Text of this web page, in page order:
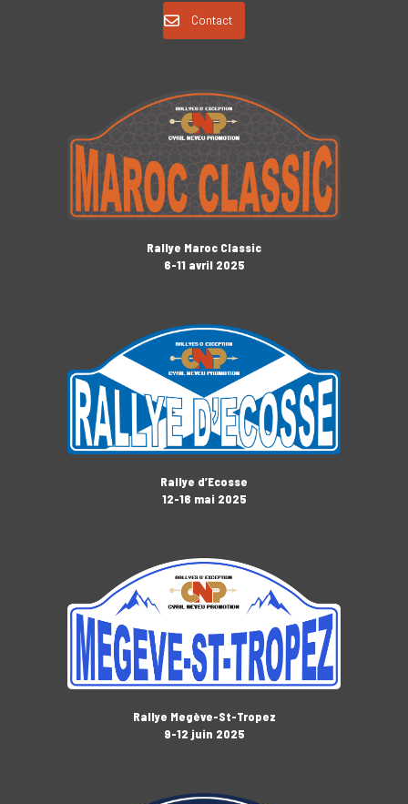
Contact
Rallye Maroc Classic
6-11 avril 2025
Rallye d’Ecosse
12-16 mai 2025
Rallye Megève-St-Tropez
9-12 juin 2025